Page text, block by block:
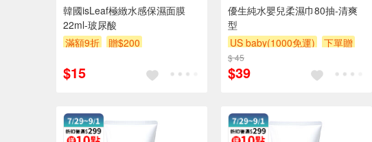
韓國isLeaf極緻水感保濕面膜
22ml-玻尿酸
滿額9折
贈$200
$15
優生純水嬰兒柔濕巾80抽-清爽
型
US baby(1000免運)
下單贈
滿額贈
$ 45
$39